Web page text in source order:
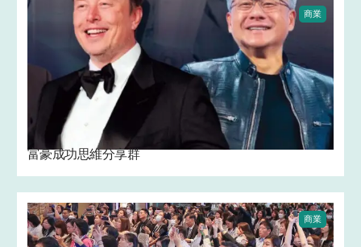
商業
富豪成功思維分享群
商業